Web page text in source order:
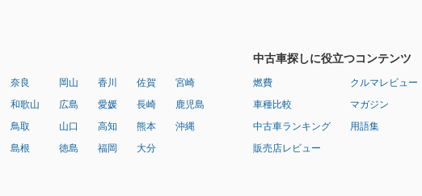
奈良
和歌山
鳥取
島根
岡山
広島
山口
徳島
香川
愛媛
高知
福岡
佐賀
長崎
熊本
大分
宮崎
鹿児島
沖縄
中古車探しに役立つコンテンツ
燃費
車種比較
中古車ランキング
販売店レビュー
クルマレビュー
マガジン
用語集